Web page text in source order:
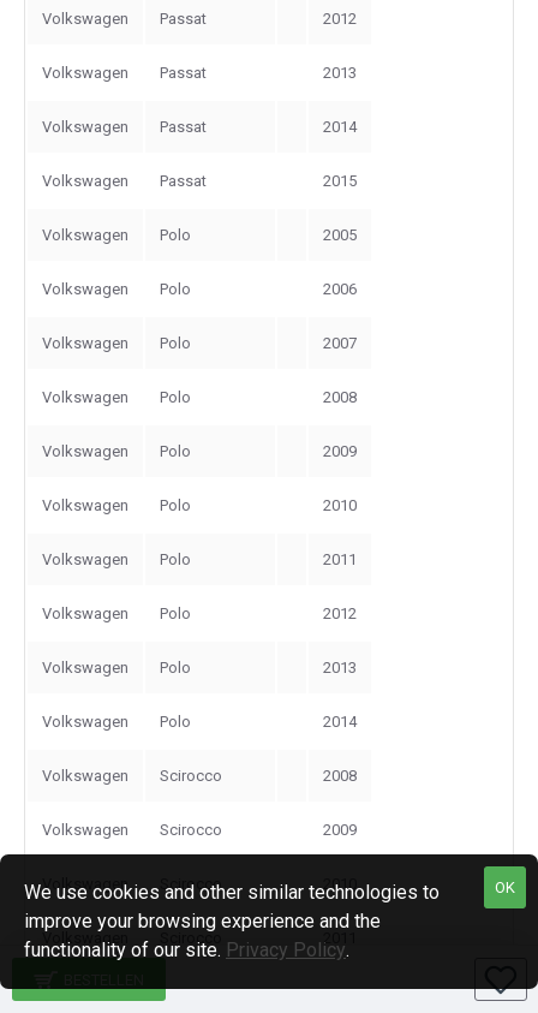
Volkswagen Passat 2012
Volkswagen Passat 2013
Volkswagen Passat 2014
Volkswagen Passat 2015
Volkswagen Polo 2005
Volkswagen Polo 2006
Volkswagen Polo 2007
Volkswagen Polo 2008
Volkswagen Polo 2009
Volkswagen Polo 2010
Volkswagen Polo 2011
Volkswagen Polo 2012
Volkswagen Polo 2013
Volkswagen Polo 2014
Volkswagen Scirocco 2008
Volkswagen Scirocco 2009
Volkswagen Scirocco 2010
Volkswagen Scirocco 2011
Volkswagen Scirocco 2012
OK
We use cookies and other similar technologies to
improve your browsing experience and the
functionality of our site. Privacy Policy.